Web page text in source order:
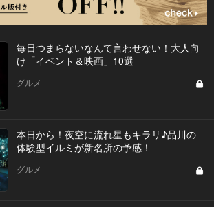
毎日つまらないなんて言わせない！大人向
け「イベント＆映画」10選
グルメ
本日から！夜空に流れ星もキラリ♪品川の
体験型イルミが新名所の予感！
グルメ